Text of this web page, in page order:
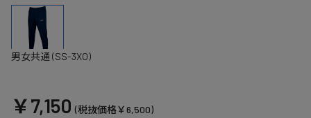
男女共通 (SS-3XO)
￥7,150 (税抜価格￥6,500)